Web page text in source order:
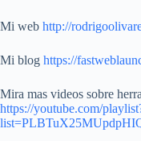
Mi web http://
Mi blog https://
Mira mas videos sobre
https://youtube.com/